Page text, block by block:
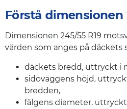
Förstå dimensionen
Dimensionen 245/55 R19
värden som anges på däckets
däckets bredd, uttryckt i
sidoväggens höjd,
bredden,
fälgens diameter,